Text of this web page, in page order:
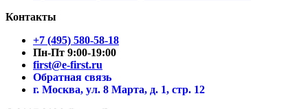
Контакты
+7 (495) 580-58-18
Пн-Пт 9:00-19:00
first@e-first.ru
Обратная связь
г. Москва, ул. 8 Марта, д. 1, стр. 12